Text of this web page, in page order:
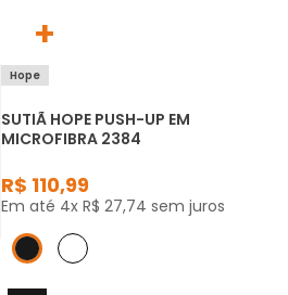
+
Hope
SUTIÃ HOPE PUSH-UP EM
MICROFIBRA 2384
R$ 110,99
Em até 4x R$ 27,74 sem juros